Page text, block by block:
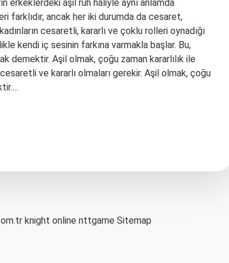
erkeklerdeki aşil ruh haliyle aynı anlamda
farklıdır, ancak her iki durumda da cesaret,
cesaretli, kararlı ve çoklu rolleri oynadığı
kendi iç sesinin farkına varmakla başlar. Bu,
demektir. Aşil olmak, çoğu zaman kararlılık ile
ve kararlı olmaları gerekir. Aşil olmak, çoğu
knight online nttgame Sitemap